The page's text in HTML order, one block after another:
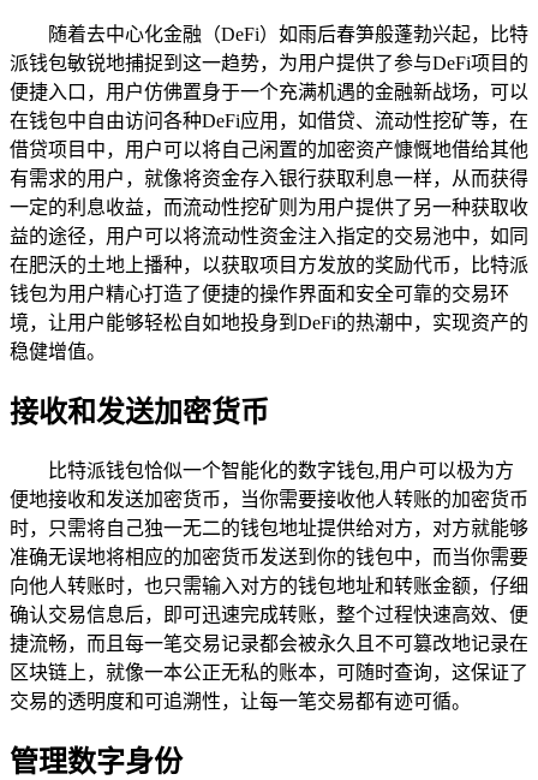
随着去中心化金融（DeFi）如雨后春笋般蓬勃兴起，比特
派钱包敏锐地捕捉到这一趋势，为用户提供了参与DeFi项目的
便捷入口，用户仿佛置身于一个充满机遇的金融新战场，可以
在钱包中自由访问各种DeFi应用，如借贷、流动性挖矿等，在
借贷项目中，用户可以将自己闲置的加密资产慷慨地借给其他
有需求的用户，就像将资金存入银行获取利息一样，从而获得
一定的利息收益，而流动性挖矿则为用户提供了另一种获取收
益的途径，用户可以将流动性资金注入指定的交易池中，如同
在肥沃的土地上播种，以获取项目方发放的奖励代币，比特派
钱包为用户精心打造了便捷的操作界面和安全可靠的交易环
境，让用户能够轻松自如地投身到DeFi的热潮中，实现资产的
稳健增值。
接收和发送加密货币
比特派钱包恰似一个智能化的数字钱包,用户可以极为方
便地接收和发送加密货币，当你需要接收他人转账的加密货币
时，只需将自己独一无二的钱包地址提供给对方，对方就能够
准确无误地将相应的加密货币发送到你的钱包中，而当你需要
向他人转账时，也只需输入对方的钱包地址和转账金额，仔细
确认交易信息后，即可迅速完成转账，整个过程快速高效、便
捷流畅，而且每一笔交易记录都会被永久且不可篡改地记录在
区块链上，就像一本公正无私的账本，可随时查询，这保证了
交易的透明度和可追溯性，让每一笔交易都有迹可循。
管理数字身份